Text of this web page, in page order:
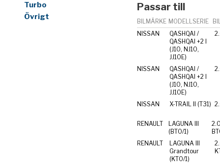
Turbo
Övrigt
Passar till
BILMÄRKE MODELLSERIE
NISSAN
QASHQAI /
QASHQAI +2 I
(J10, NJ10,
JJ10E)
NISSAN
QASHQAI /
QASHQAI +2 I
(J10, NJ10,
JJ10E)
NISSAN X-TRAIL II (T31)
RENAULT
LAGUNA III
(BT0/1)
RENAULT
LAGUNA III
Grandtour
(KT0/1)